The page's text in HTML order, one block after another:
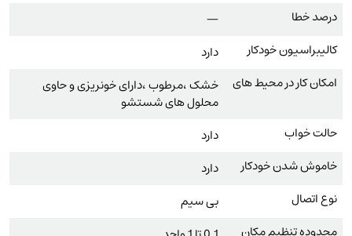
درصد خطا
—
کالیبراسیون خودکار
دارد
امکان کار در محیط های
خشک ،مرطوب ،دارای خونریزی و حاوی
محلول های شستشو
حالت خواب
دارد
خاموش شدن خودکار
دارد
نوع اتصال
بی سیم